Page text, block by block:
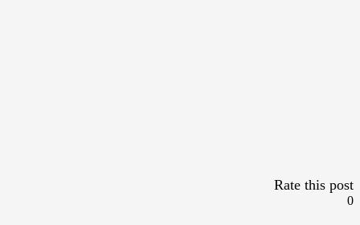
Rate this post
0